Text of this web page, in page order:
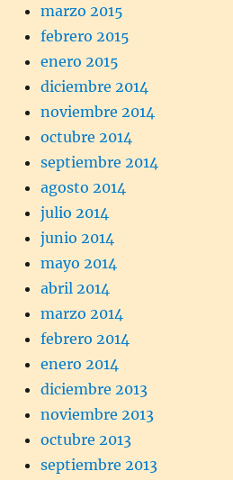
marzo 2015
febrero 2015
enero 2015
diciembre 2014
noviembre 2014
octubre 2014
septiembre 2014
agosto 2014
julio 2014
junio 2014
mayo 2014
abril 2014
marzo 2014
febrero 2014
enero 2014
diciembre 2013
noviembre 2013
octubre 2013
septiembre 2013